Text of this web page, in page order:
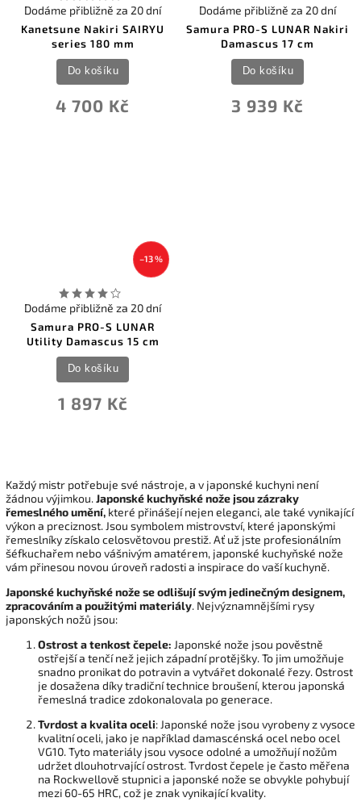
Kanetsune Nakiri SAIRYU
series 180 mm
Dodáme přibližně za 20 dní
4 700 Kč
Do košíku
Samura PRO-S LUNAR Nakiri
Damascus 17 cm
Dodáme přibližně za 20 dní
3 939 Kč
Do košíku
–13 %
Samura PRO-S LUNAR
Utility Damascus 15 cm
Dodáme přibližně za 20 dní
1 897 Kč
Do košíku
Každý mistr potřebuje své nástroje, a v japonské kuchyni není
žádnou výjimkou.Japonské kuchyňské nože jsou zázraky
řemeslného umění, které přinášejí nejen eleganci, ale také vynikající
výkon a preciznost. Jsou symbolem mistrovství, které japonskými
řemeslníky získalo celosvětovou prestiž. Ať už jste profesionálním
šéfkuchařem nebo vášnivým amatérem, japonské kuchyňské nože
vám přinesou novou úroveň radosti a inspirace do vaší kuchyně.
Japonské kuchyňské nože se odlišují svým jedinečným designem,
zpracováním a použitými materiály. Nejvýznamnějšími rysy
japonských nožů jsou:
Ostrost a tenkost čepele: Japonské nože jsou pověstně
ostřejší a tenčí než jejich západní protějšky. To jim umožňuje
snadno pronikat do potravin a vytvářet dokonalé řezy. Ostrost
je dosažena díky tradiční technice broušení, kterou japonská
řemeslná tradice zdokonalovala po generace.
Tvrdost a kvalita oceli: Japonské nože jsou vyrobeny z vysoce
kvalitní oceli, jako je například damascénská ocel nebo ocel
VG10. Tyto materiály jsou vysoce odolné a umožňují nožům
udržet dlouhotrvající ostrost. Tvrdost čepele je často měřena
na Rockwellově stupnici a japonské nože se obvykle pohybují
mezi 60-65 HRC, což je znak vynikající kvality.